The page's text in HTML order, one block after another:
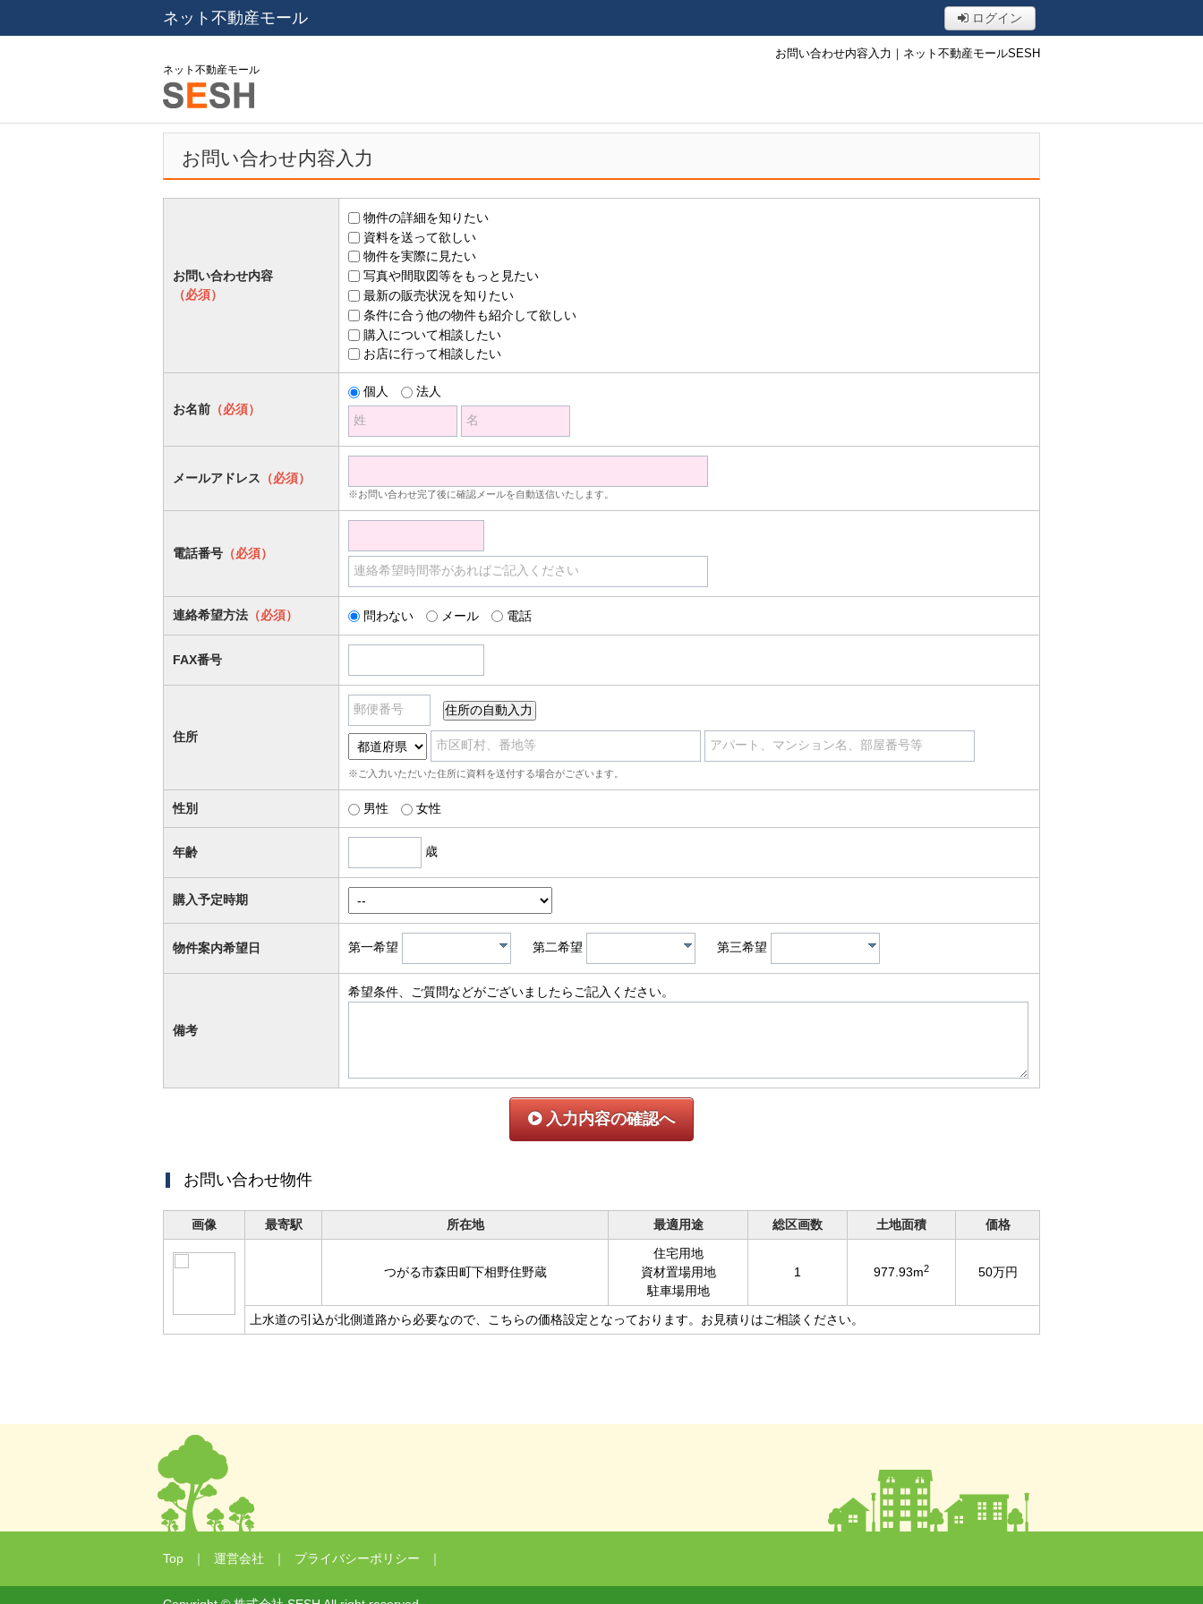
ネット不動産モール ログイン
お問い合わせ内容入力｜ネット不動産モールSESH
ネット不動産モール
お問い合わせ内容入力
お問い合わせ内容
（必須）
物件の詳細を知りたい
資料を送って欲しい
物件を実際に見たい
写真や間取図等をもっと見たい
最新の販売状況を知りたい
条件に合う他の物件も紹介して欲しい
購入について相談したい
お店に行って相談したい
お名前 （必須）
個人
法人
姓
名
メールアドレス （必須）
※お問い合わせ完了後に確認メールを自動送信いたします。
電話番号 （必須）
連絡希望時間帯があればご記入ください
連絡希望方法 （必須） 問わない メール 電話
FAX番号
住所
郵便番号
市区町村、番地等 アパート、マンション名、部屋番号等
※ご入力いただいた住所に資料を送付する場合がございます。
性別 男性 女性
年齢 歳
購入予定時期
物件案内希望日 第一希望 第二希望 第三希望
備考
希望条件、ご質問などがございましたらご記入ください。
入力内容の確認へ
お問い合わせ物件
画像 最寄駅 所在地 最適用途 総区画数 土地面積 価格
つがる市森田町下相野住野蔵
住宅用地
資材置場用地
駐車場用地
1 977.93m2 50万円
上水道の引込が北側道路から必要なので、こちらの価格設定となっております。お見積りはご相談ください。
Top ｜ 運営会社 ｜ プライバシーポリシー ｜